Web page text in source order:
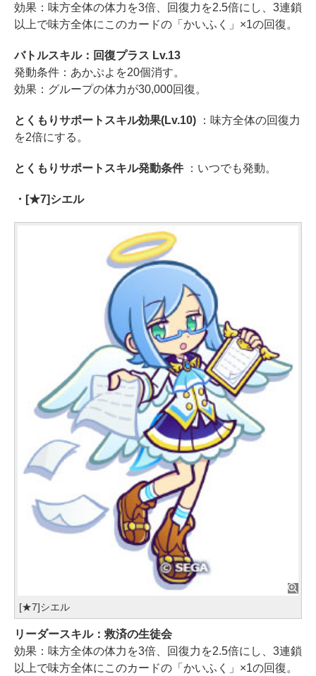
効果：味方全体の体力を3倍、回復力を2.5倍にし、3連鎖
以上で味方全体にこのカードの「かいふく」×1の回復。
バトルスキル：回復プラス Lv.13
発動条件：あかぷよを20個消す。
効果：グループの体力が30,000回復。
とくもりサポートスキル効果(Lv.10)
：味方全体の回復力
を2倍にする。
とくもりサポートスキル発動条件 ：いつでも発動。
・[★7]シエル
[★7]シエル
リーダースキル：救済の生徒会
効果：味方全体の体力を3倍、回復力を2.5倍にし、3連鎖
以上で味方全体にこのカードの「かいふく」×1の回復。